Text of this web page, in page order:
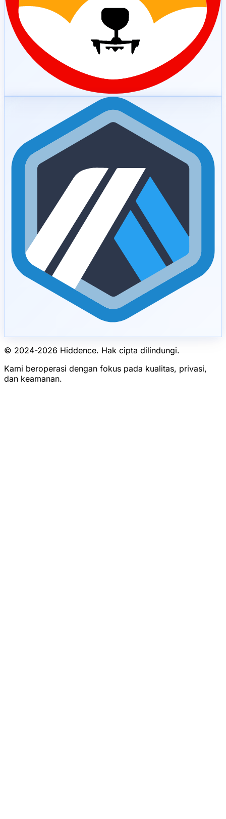
© 2024-2026 Hiddence. Hak cipta dilindungi.
Kami beroperasi dengan fokus pada kualitas, privasi,
dan keamanan.